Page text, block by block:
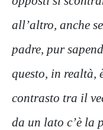
all’altro, anche
padre, pur
questo, in realtà,
contrasto tra il
da un lato c’è la